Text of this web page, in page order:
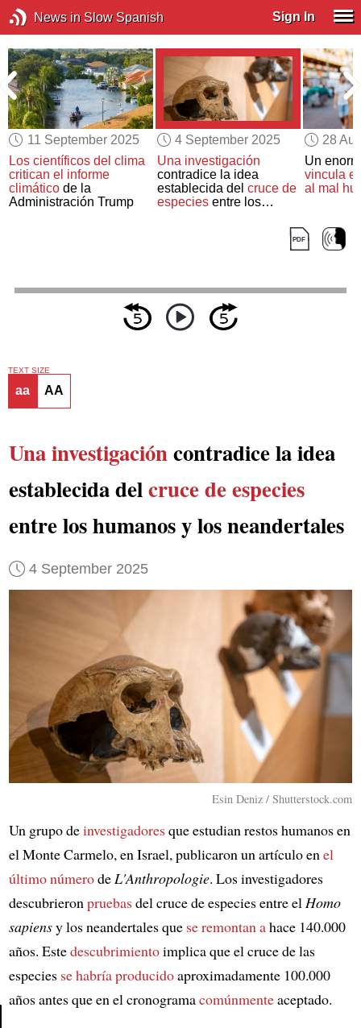
News in Slow Spanish Sign In
11 September 2025
Los científicos del clima
critican el informe
climático de la
Administración Trump
4 September 2025
Una investigación
contradice la idea
establecida del cruce de
especiesentre los
28
Un
vincula
al mal
TEXT SIZE
aa AA
Una investigacióncontradice la idea
establecida delcruce de especies
entre los humanos y los neandertales
4 September 2025
Esin Deniz / Shutterstock.com
Un grupo deinvestigadoresque estudian restos humanos en
el Monte Carmelo, en Israel, publicaron un artículo en el
último númerode L'Anthropologie. Los investigadores
descubrieron pruebasdel cruce de especies entre el Homo
sapiensy los neandertales que se remontan ahace 140.000
años. Estedescubrimientoimplica que el cruce de las
especies se habría producidoaproximadamente 100.000
años antes que en el cronogramacomúnmenteaceptado.